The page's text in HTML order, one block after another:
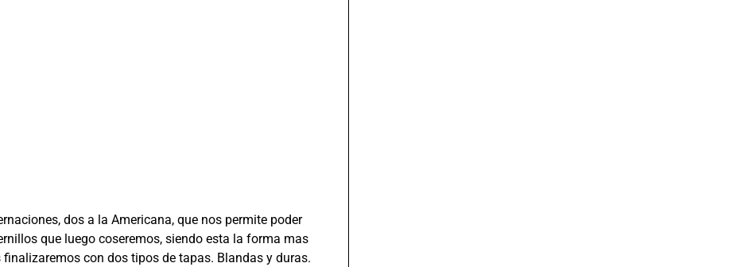
dos a la Americana, que nos permite poder
que luego coseremos, siendo esta la forma mas
con dos tipos de tapas. Blandas y duras.